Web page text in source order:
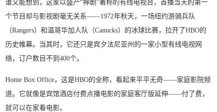
谁又能想到，这家以盛产“神剧”著称的有线电视台，首播当天的第一
个节目却与影视剧毫无关系——1972年秋天，一场纽约游骑兵队
（Rangers）和温哥华加人队（Canucks）的冰球比赛，拉开了HBO的
历史帷幕。当其时，它还只是宾夕法尼亚州的一家小型有线电视网
络，订户数目不到400个。
Home Box Office，这是HBO的全称，看起来平平无奇——家庭影院频
道。它就像是宾馆酒店付费点播电影的家庭客厅版延伸——付了费，
就可以在家看电影。